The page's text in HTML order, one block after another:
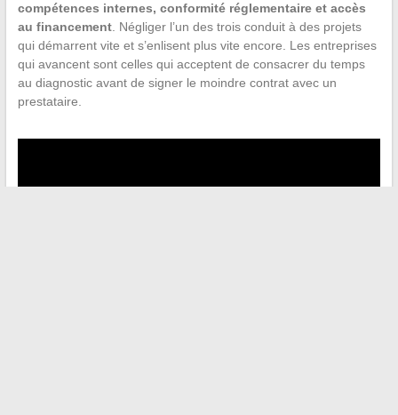
compétences internes, conformité réglementaire et accès
au financement. Négliger l’un des trois conduit à des projets
qui démarrent vite et s’enlisent plus vite encore. Les entreprises
qui avancent sont celles qui acceptent de consacrer du temps
au diagnostic avant de signer le moindre contrat avec un
prestataire.